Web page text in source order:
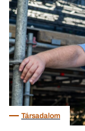
Társadalom